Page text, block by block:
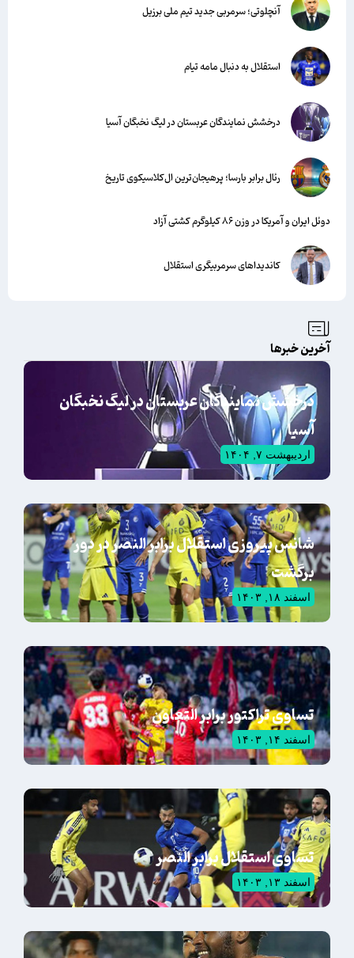
آنچلوتی؛ سرمربی جدید تیم ملی برزیل
استقلال به دنبال مامه تیام
درخشش نمایندگان عربستان در لیگ نخبگان آسیا
رئال برابر بارسا؛ پرهیجان‌‌ترین ال‌کلاسیکوی تاریخ
دوئل ایران و آمریکا در وزن ۸۶ کیلوگرم کشتی آزاد
کاندیداهای سرمربیگری استقلال
آخرین خبرها
درخشش نمایندگان عربستان در لیگ نخبگان
آسیا
اردیبهشت ۷, ۱۴۰۴
شانس پیروزی استقلال برابر النصر در دور
برگشت
اسفند ۱۸, ۱۴۰۳
تساوی تراکتور برابر التعاون
اسفند ۱۴, ۱۴۰۳
تساوی استقلال برابر النصر
اسفند ۱۳, ۱۴۰۳